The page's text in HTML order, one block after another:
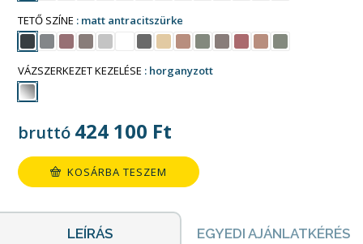
TETŐ SZÍNE matt antracitszürke
VÁZSZERKEZET KEZELÉSE horganyzott
bruttó 424 100 Ft
KOSÁRBA TESZEM
LEÍRÁS EGYEDI AJÁNLATKÉRÉS